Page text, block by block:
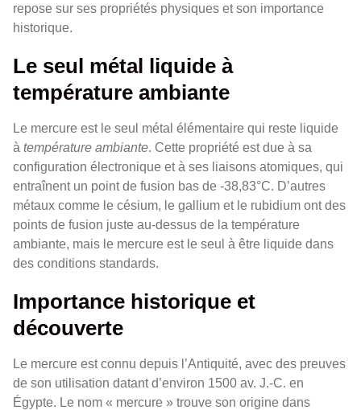
repose sur ses propriétés physiques et son importance
historique.
Le seul métal liquide à
température ambiante
Le mercure est le seul métal élémentaire qui reste liquide
à température ambiante. Cette propriété est due à sa
configuration électronique et à ses liaisons atomiques, qui
entraînent un point de fusion bas de -38,83°C. D’autres
métaux comme le césium, le gallium et le rubidium ont des
points de fusion juste au-dessus de la température
ambiante, mais le mercure est le seul à être liquide dans
des conditions standards.
Importance historique et
découverte
Le mercure est connu depuis l’Antiquité, avec des preuves
de son utilisation datant d’environ 1500 av. J.-C. en
Égypte. Le nom « mercure » trouve son origine dans